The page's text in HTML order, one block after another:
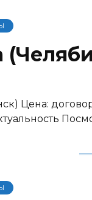
Цена: